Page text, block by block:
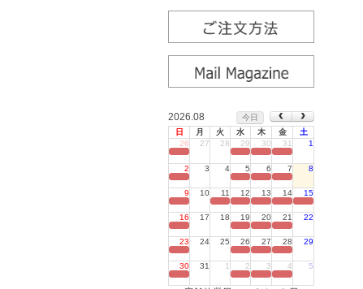
2026.08
今日
日
月 火 水 木 金
土
26
27 28 29 30 31 1
2 3 4 5 6 7 8
9 10 11 12 13 14 15
16 17 18 19 20 21 22
23 24 25 26 27 28 29
30 31 1 2 3 4 5